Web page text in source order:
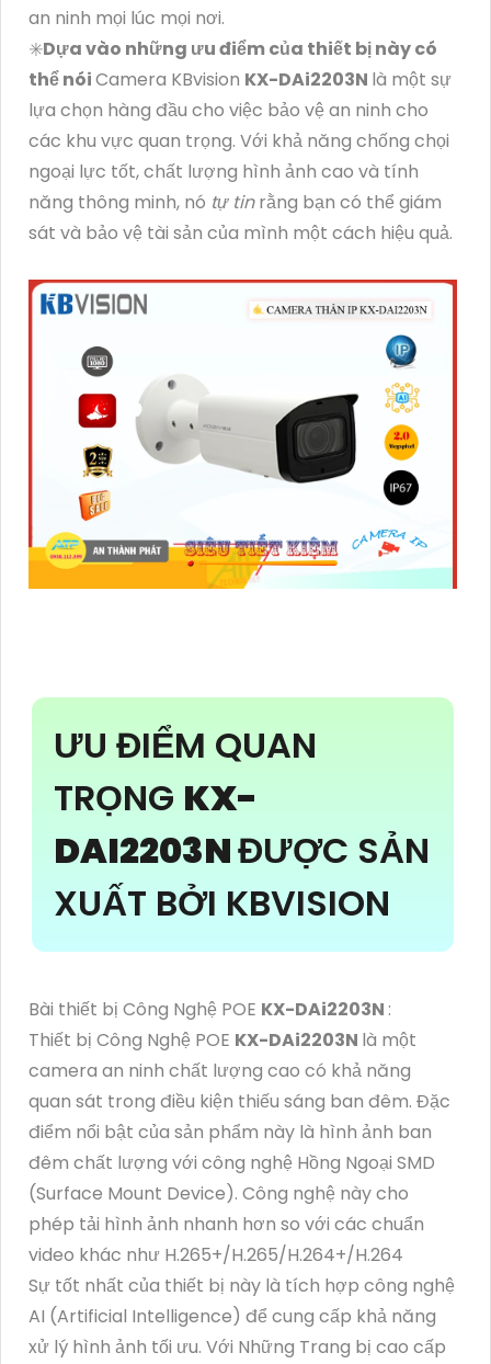
an ninh mọi lúc mọi nơi.
✳️Dựa vào những ưu điểm của thiết bị này có
thể nóiCamera KBvision KX-DAi2203N là một sự
lựa chọn hàng đầu cho việc bảo vệ an ninh cho
các khu vực quan trọng. Với khả năng chống chọi
ngoại lực tốt, chất lượng hình ảnh cao và tính
năng thông minh, nó tự tinrằng bạn có thể giám
sát và bảo vệ tài sản của mình một cách hiệu quả.
ƯU ĐIỂM QUAN
TRỌNG KX-
DAI2203NĐƯỢC SẢN
XUẤT BỞI KBVISION
Bài thiết bị Công Nghệ POE KX-DAi2203N :
Thiết bị Công Nghệ POE KX-DAi2203N là một
camera an ninh chất lượng cao có khả năng
quan sát trong điều kiện thiếu sáng ban đêm. Đặc
điểm nổi bật của sản phẩm này là hình ảnh ban
đêm chất lượng với công nghệ Hồng Ngoại SMD
(Surface Mount Device). Công nghệ này cho
phép tải hình ảnh nhanh hơn so với các chuẩn
video khác như H.265+/H.265/H.264+/H.264
Sự tốt nhất của thiết bị này là tích hợp công nghệ
AI (Artificial Intelligence) để cung cấp khả năng
xử lý hình ảnh tối ưu. Với Những Trang bị cao cấp